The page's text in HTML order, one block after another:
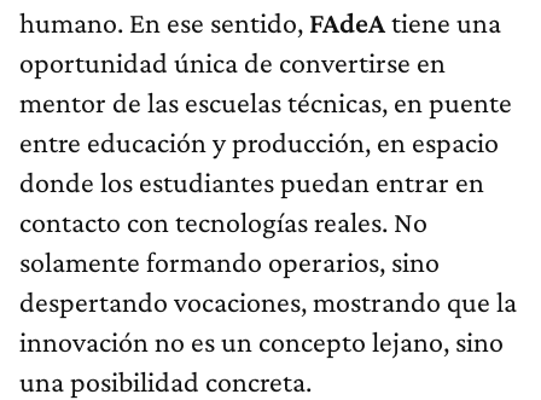
humano. En ese sentido, FAdeAtiene una
oportunidad única de convertirse en
mentor de las escuelas técnicas, en puente
entre educación y producción, en espacio
donde los estudiantes puedan entrar en
contacto con tecnologías reales. No
solamente formando operarios, sino
despertando vocaciones, mostrando que la
innovación no es un concepto lejano, sino
una posibilidad concreta.